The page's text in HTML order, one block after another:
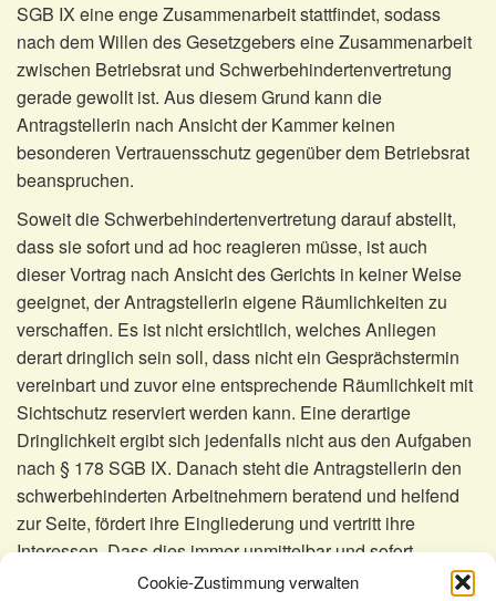
Cookie-Zustimmung verwalten
SGB IX eine enge Zusammenarbeit stattfindet, sodass
nach dem Willen des Gesetzgebers eine Zusammenarbeit
zwischen Betriebsrat und Schwerbehindertenvertretung
gerade gewollt ist. Aus diesem Grund kann die
Antragstellerin nach Ansicht der Kammer keinen
besonderen Vertrauensschutz gegenüber dem Betriebsrat
beanspruchen.
Soweit die Schwerbehindertenvertretung darauf abstellt,
dass sie sofort und ad hoc reagieren müsse, ist auch
dieser Vortrag nach Ansicht des Gerichts in keiner Weise
geeignet, der Antragstellerin eigene Räumlichkeiten zu
verschaffen. Es ist nicht ersichtlich, welches Anliegen
derart dringlich sein soll, dass nicht ein Gesprächstermin
vereinbart und zuvor eine entsprechende Räumlichkeit mit
Sichtschutz reserviert werden kann. Eine derartige
Dringlichkeit ergibt sich jedenfalls nicht aus den Aufgaben
nach § 178 SGB IX. Danach steht die Antragstellerin den
schwerbehinderten Arbeitnehmern beratend und helfend
zur Seite, fördert ihre Eingliederung und vertritt ihre
Interessen. Dass dies immer unmittelbar und sofort
erfolgen soll, hat der Gesetzgeber nicht angeordnet.